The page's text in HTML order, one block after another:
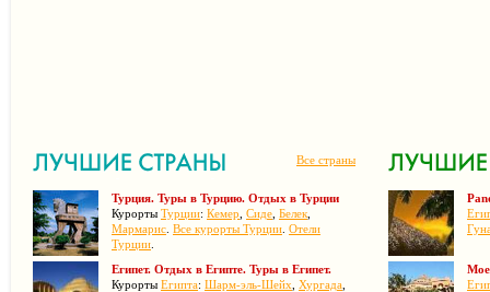
Все страны
Турция. Туры в Турцию. Отдых в Турции
Курорты Турции: Кемер Сиде Белек
Мармарис Все курорты Турции Отели
Турции
Египет. Отдых в Египте. Туры в Египет.
Курорты Египта: Шарм-эль-Шейх Хургада